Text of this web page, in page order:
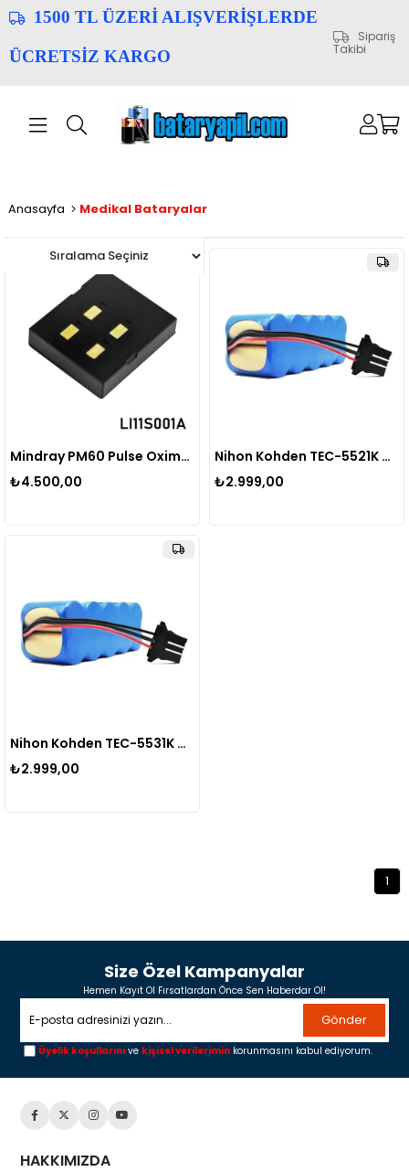
1500 TL ÜZERİ ALIŞVERİŞLERDE
ÜCRETSİZ KARGO
Sipariş
Takibi
Anasayfa Medikal Bataryalar
Mindray PM60 Pulse Oximeter 115-018019-00 LI11S001A Uyumlu Muadil Batarya | Li-ion Pil
₺4.500,00
Nihon Kohden TEC-5521K Defibrilatör Bataryası 12V 3000mAh Medikal Batarya
₺2.999,00
Nihon Kohden TEC-5531K Defibrilatör Bataryası 12V 3000mAh Medikal Batarya
₺2.999,00
1
Size Özel Kampanyalar
Hemen Kayıt Ol Fırsatlardan Önce Sen Haberdar Ol!
Gönder
Üyelik koşullarını ve kişisel verilerimin korunmasını kabul ediyorum.
HAKKIMIZDA